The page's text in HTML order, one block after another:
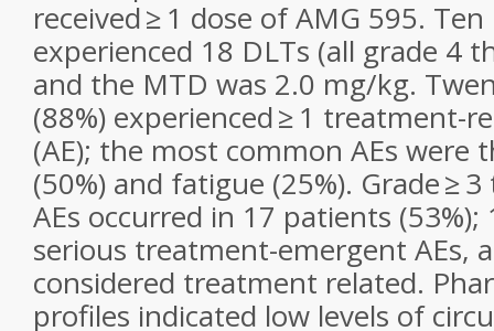
received ≥ 1 dose of AMG 595.
experienced 18 DLTs (all grade 4
and the MTD was 2.0 mg/kg.
(88%) experienced ≥ 1 treatment-
(AE); the most common AEs were
(50%) and fatigue (25%). Grade ≥
AEs occurred in 17 patients (53%);
serious treatment-emergent AEs,
considered treatment related.
profiles indicated low levels of